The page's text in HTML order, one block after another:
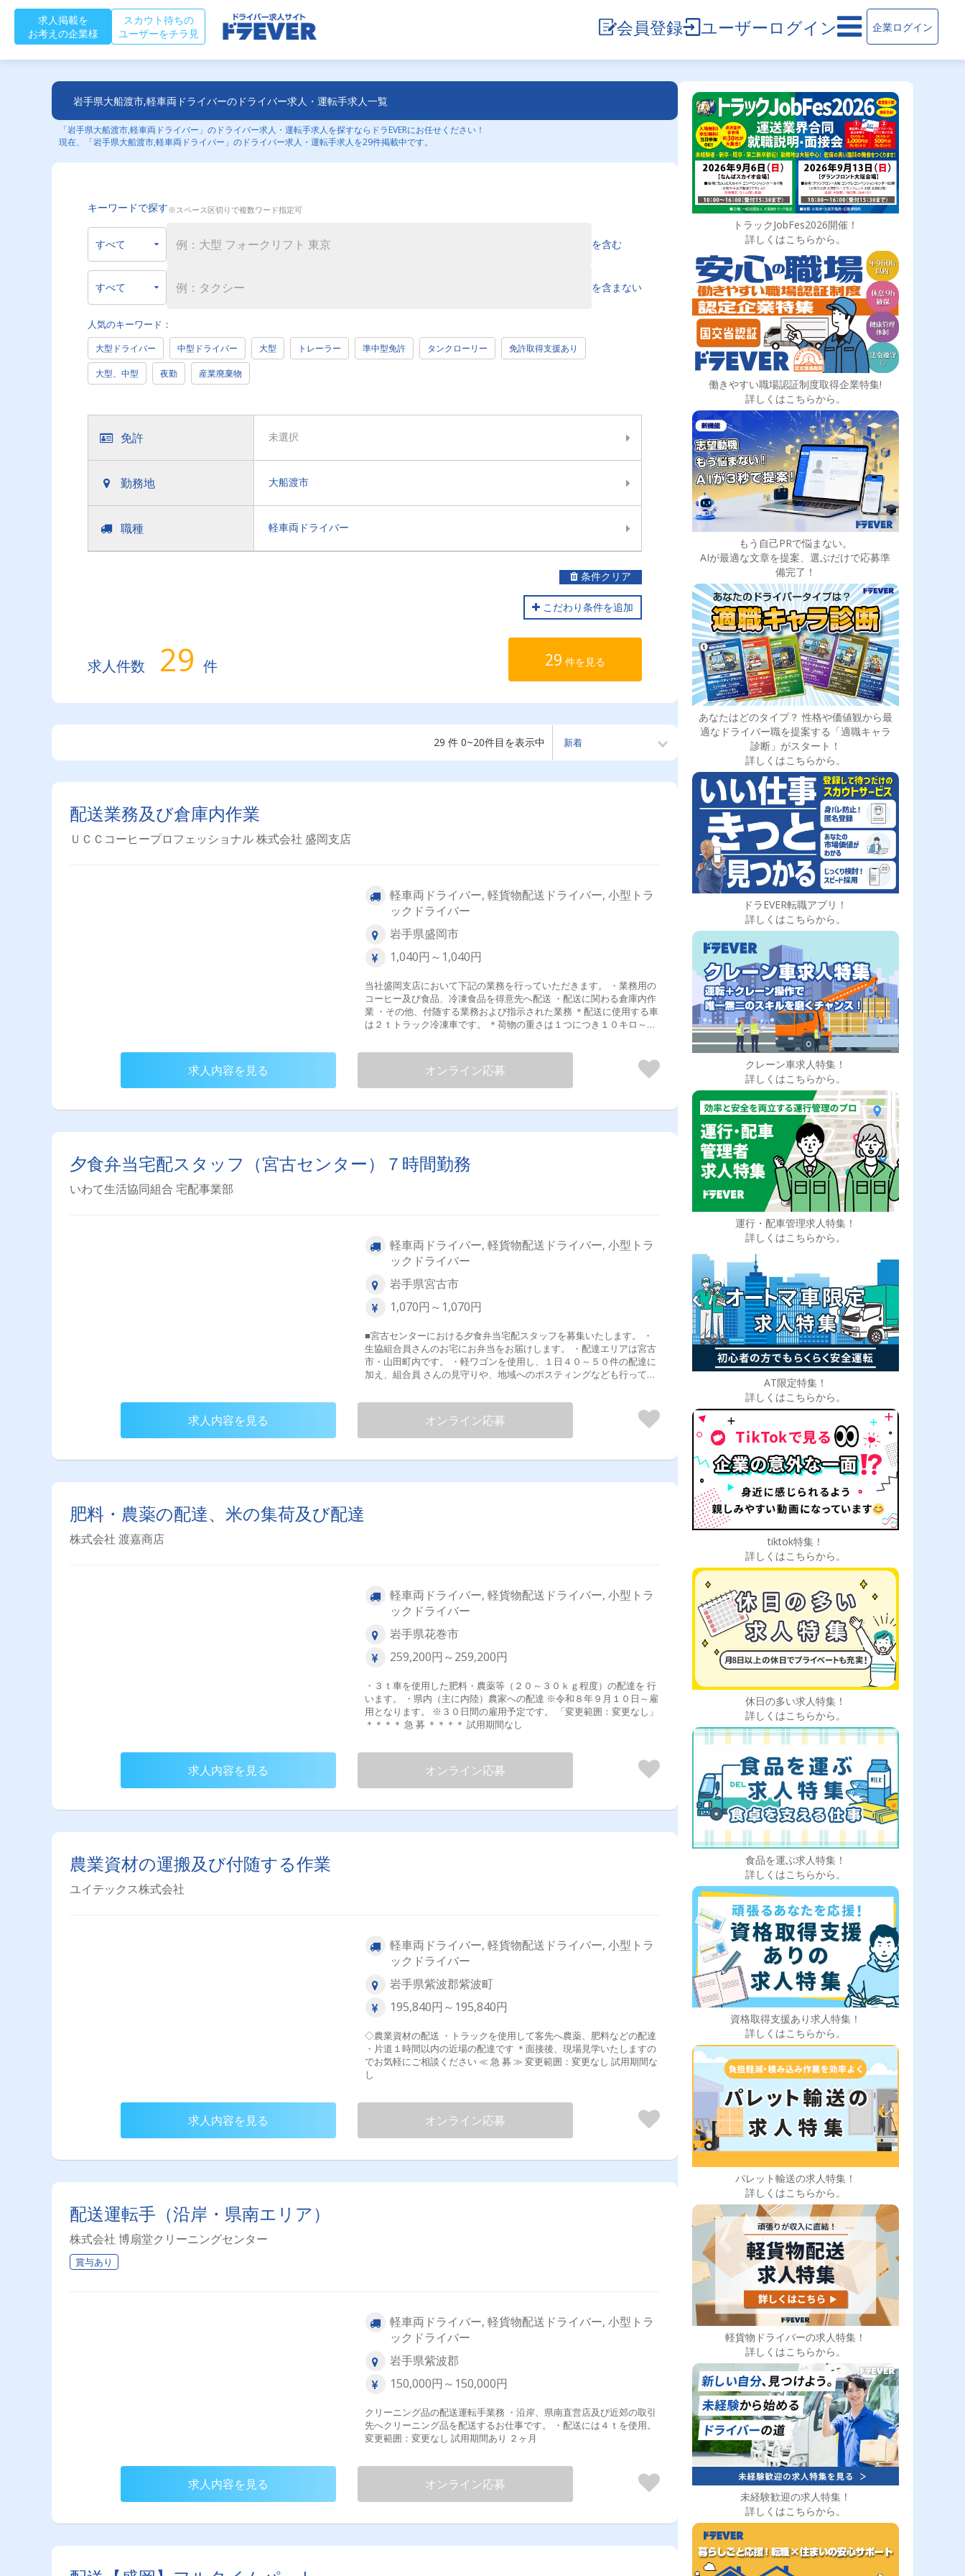
求人掲載を
お考えの企業様
スカウト待ちの
ユーザーをチラ見
会員登録 ユーザーログイン 企業ログイン
岩手県大船渡市,軽車両ドライバーのドライバー求人・運転手求人一覧
「岩手県大船渡市,軽車両ドライバー」のドライバー求人・運転手求人を探すならドラEVERにお任せください！
現在、「岩手県大船渡市,軽車両ドライバー」のドライバー求人・運転手求人を29件掲載中です。
キーワードで探す※スペース区切りで複数ワード指定可
を含む
を含まない
人気のキーワード：
大型ドライバー 中型ドライバー 大型 トレーラー 準中型免許 タンクローリー 免許取得支援あり
大型、中型 夜勤 産業廃棄物
免許 未選択
勤務地 大船渡市
職種 軽車両ドライバー
条件クリア
こだわり条件を追加
求人件数 29 件 29 件を見る
29 件 0~20件目を表示中
配送業務及び倉庫内作業
ＵＣＣコーヒープロフェッショナル 株式会社 盛岡支店
軽車両ドライバー, 軽貨物配送ドライバー, 小型トラ
ックドライバー
岩手県盛岡市
1,040円～1,040円
当社盛岡支店において下記の業務を行っていただきます。 ・業務用の
コーヒー及び食品、冷凍食品を得意先へ配送 ・配送に関わる倉庫内作
業 ・その他、付随する業務および指示された業務 ＊配送に使用する車
は２ｔトラック冷凍車です。 ＊荷物の重さは１つにつき１０キロ～２
囲：変更なし】 試用期間なし
求人内容を見る オンライン応募
夕食弁当宅配スタッフ（宮古センター）７時間勤務
いわて生活協同組合 宅配事業部
軽車両ドライバー, 軽貨物配送ドライバー, 小型トラ
ックドライバー
岩手県宮古市
1,070円～1,070円
■宮古センターにおける夕食弁当宅配スタッフを募集いたします。 ・
生協組合員さんのお宅にお弁当をお届けします。 ・配達エリアは宮古
市・山田町内です。 ・軽ワゴンを使用し、１日４０～５０件の配達に
加え、組合員 さんの見守りや、地域へのポスティングなども行ってい
ります。 「働き方改革関連認定企業」※くるみん認定 試用期間あり
求人内容を見る オンライン応募
肥料・農薬の配達、米の集荷及び配達
株式会社 渡嘉商店
軽車両ドライバー, 軽貨物配送ドライバー, 小型トラ
ックドライバー
岩手県花巻市
259,200円～259,200円
・３ｔ車を使用した肥料・農薬等（２０～３０ｋｇ程度）の配達を 行
います。 ・県内（主に内陸）農家への配達 ※令和８年９月１０日～雇
用となります。 ※３０日間の雇用予定です。 「変更範囲：変更なし」
＊＊＊＊ 急 募 ＊＊＊＊ 試用期間なし
求人内容を見る オンライン応募
農業資材の運搬及び付随する作業
ユイテックス株式会社
軽車両ドライバー, 軽貨物配送ドライバー, 小型トラ
ックドライバー
岩手県紫波郡紫波町
195,840円～195,840円
◇農業資材の配送 ・トラックを使用して客先へ農薬、肥料などの配達
・片道１時間以内の近場の配達です ＊面接後、現場見学いたしますの
でお気軽にご相談ください ≪ 急 募 ≫ 変更範囲：変更なし 試用期間な
し
求人内容を見る オンライン応募
配送運転手（沿岸・県南エリア）
株式会社 博扇堂クリーニングセンター
賞与あり
軽車両ドライバー, 軽貨物配送ドライバー, 小型トラ
ックドライバー
岩手県紫波郡
150,000円～150,000円
クリーニング品の配送運転手業務 ・沿岸、県南直営店及び近郊の取引
先へクリーニング品を配送するお仕事です。 ・配送には４ｔを使用。
変更範囲：変更なし 試用期間あり ２ヶ月
求人内容を見る オンライン応募
トラックJobFes2026開催！
詳しくはこちらから。
働きやすい職場認証制度取得企業特集!
詳しくはこちらから。
もう自己PRで悩まない。
AIが最適な文章を提案、選ぶだけで応募準
備完了！
あなたはどのタイプ？ 性格や価値観から最
適なドライバー職を提案する「適職キャラ
診断」がスタート！
詳しくはこちらから。
ドラEVER転職アプリ！
詳しくはこちらから。
クレーン車求人特集！
詳しくはこちらから。
運行・配車管理求人特集！
詳しくはこちらから。
AT限定特集！
詳しくはこちらから。
tiktok特集！
詳しくはこちらから。
休日の多い求人特集！
詳しくはこちらから。
食品を運ぶ求人特集！
詳しくはこちらから。
資格取得支援あり求人特集！
詳しくはこちらから。
パレット輸送の求人特集！
詳しくはこちらから。
軽貨物ドライバーの求人特集！
詳しくはこちらから。
未経験歓迎の求人特集！
詳しくはこちらから。